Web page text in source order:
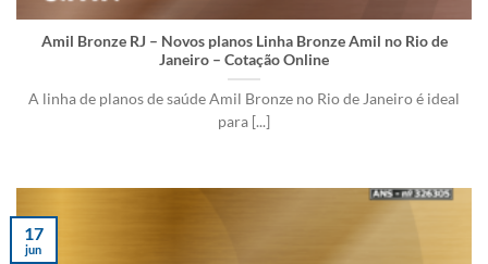
Amil Bronze RJ – Novos planos Linha Bronze Amil no Rio de
Janeiro – Cotação Online
A linha de planos de saúde Amil Bronze no Rio de Janeiro é ideal
para [...]
17
jun